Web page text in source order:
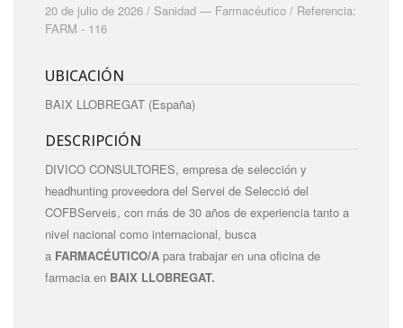
20 de julio de 2026 / Sanidad — Farmacéutico / Referencia:
FARM - 116
UBICACIÓN
BAIX LLOBREGAT (España)
DESCRIPCIÓN
DIVICO CONSULTORES, empresa de selección y
headhunting proveedora del Servei de Selecció del
COFBServeis, con más de 30 años de experiencia tanto a
nivel nacional como internacional, busca
a FARMACÉUTICO/A para trabajar en una oficina de
farmacia en BAIX LLOBREGAT.